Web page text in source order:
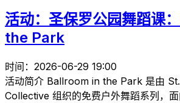
活动：圣保罗公园舞蹈课
the Park
时间：2026-06-29 19:00
活动简介 Ballroom in the Park 是由
Collective 组织的免费户外舞蹈系列，